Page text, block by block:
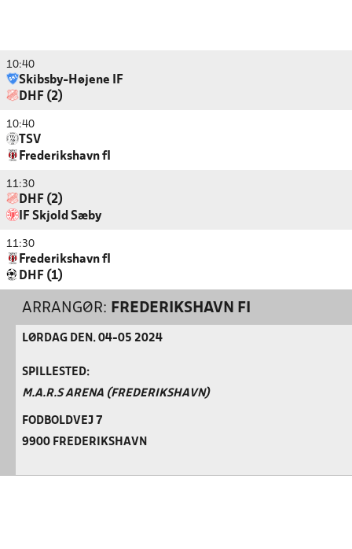
10:40
Skibsby-Højene IF
DHF (2)
10:40
TSV
Frederikshavn fI
11:30
DHF (2)
IF Skjold Sæby
11:30
Frederikshavn fI
DHF (1)
ARRANGØR: FREDERIKSHAVN FI
LØRDAG DEN. 04-05 2024
SPILLESTED:
M.A.R.S ARENA (FREDERIKSHAVN)
FODBOLDVEJ 7
9900 FREDERIKSHAVN